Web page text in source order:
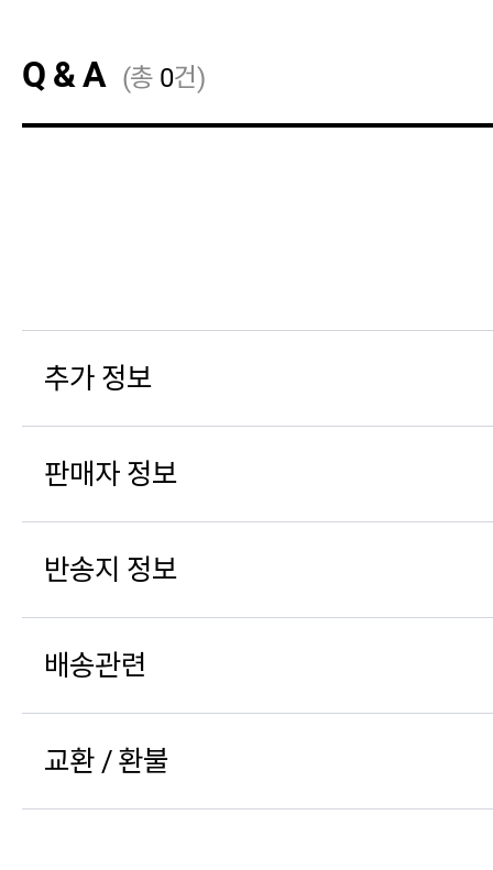
Q & A (총 0건)
추가 정보
판매자 정보
반송지 정보
배송관련
교환 / 환불